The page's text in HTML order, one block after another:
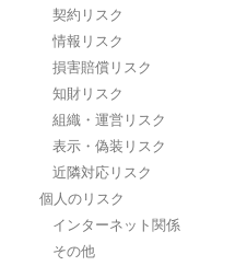
契約リスク
情報リスク
損害賠償リスク
知財リスク
組織・運営リスク
表示・偽装リスク
近隣対応リスク
個人のリスク
インターネット関係
その他